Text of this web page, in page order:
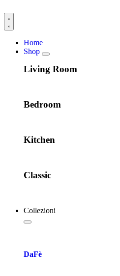
Home
Shop
Living Room
Bedroom
Kitchen
Classic
Collezioni
DaFè